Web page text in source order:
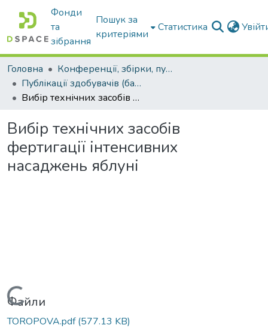
Фонди
та
зібрання
Пошук за
критеріями
Статистика
Головна
Конференції, збірки, публікації молодих вчених і здобувачів : магістрів, бакалаврів, аспірантів.
Публікації здобувачів (бакалаврів. магістрів, аспірантів)
Вибір технічних засобів фертигації інтенсивних насаджень яблуні
Вибір технічних засобів
фертигації інтенсивних
насаджень яблуні
Вантажиться...
Файли
TOROPOVA.pdf(577.13 KB)